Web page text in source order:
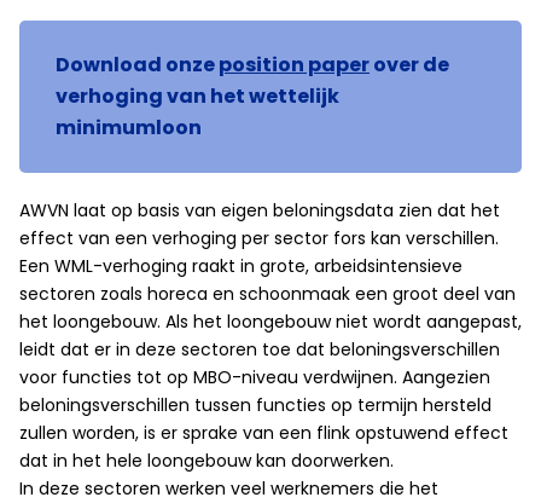
Download onzeposition paperover de
verhoging van het wettelijk
minimumloon
AWVN laat op basis van eigen beloningsdata zien dat het
effect van een verhoging per sector fors kan verschillen.
Een WML-verhoging raakt in grote, arbeidsintensieve
sectoren zoals horeca en schoonmaak een groot deel van
het loongebouw. Als het loongebouw niet wordt aangepast,
leidt dat er in deze sectoren toe dat beloningsverschillen
voor functies tot op MBO-niveau verdwijnen. Aangezien
beloningsverschillen tussen functies op termijn hersteld
zullen worden, is er sprake van een flink opstuwend effect
dat in het hele loongebouw kan doorwerken.
In deze sectoren werken veel werknemers die het